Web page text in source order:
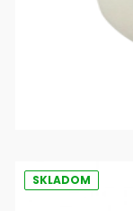
SKLADOM